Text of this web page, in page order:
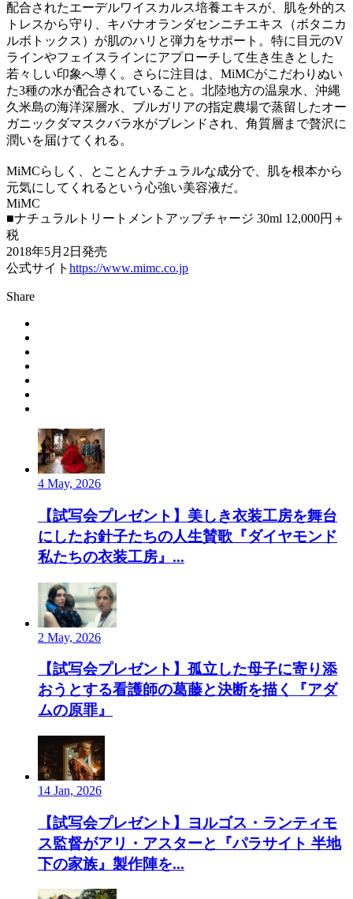
配合されたエーデルワイスカルス培養エキスが、肌を外的ス
トレスから守り、キバナオランダセンニチエキス（ボタニカ
ルボトックス）が肌のハリと弾力をサポート。特に目元のV
ラインやフェイスラインにアプローチして生き生きとした
若々しい印象へ導く。さらに注目は、MiMCがこだわりぬい
た3種の水が配合されていること。北陸地方の温泉水、沖縄
久米島の海洋深層水、ブルガリアの指定農場で蒸留したオー
ガニックダマスクバラ水がブレンドされ、角質層まで贅沢に
潤いを届けてくれる。
MiMCらしく、とことんナチュラルな成分で、肌を根本から
元気にしてくれるという心強い美容液だ。
MiMC
■ナチュラルトリートメントアップチャージ 30ml 12,000円＋
税
2018年5月2日発売
公式サイト https://www.mimc.co.jp
Share
4 May, 2026
【試写会プレゼント】美しき衣装工房を舞台
にしたお針子たちの人生賛歌『ダイヤモンド
私たちの衣装工房』...
2 May, 2026
【試写会プレゼント】孤立した母子に寄り添
おうとする看護師の葛藤と決断を描く『アダ
ムの原罪』
14 Jan, 2026
【試写会プレゼント】ヨルゴス・ランティモ
ス監督がアリ・アスターと『パラサイト 半地
下の家族』製作陣を...